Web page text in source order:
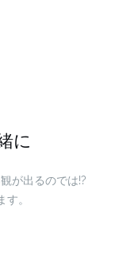
に
が出るのでは!?
。